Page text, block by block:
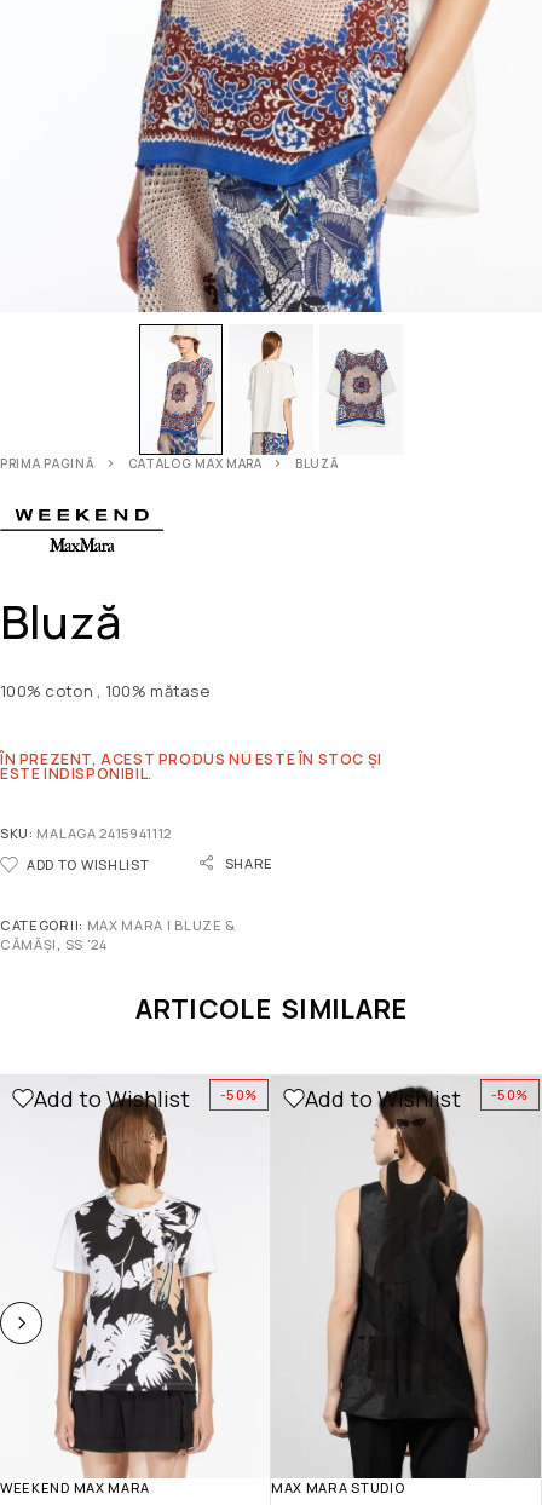
PRIMA PAGINĂ CATALOG MAX MARA BLUZĂ
Bluză
100% coton , 100% mătase
ÎN PREZENT, ACEST PRODUS NU ESTE ÎN STOC ȘI
ESTE INDISPONIBIL.
SKU: MALAGA 2415941112
ADD TO WISHLIST
SHARE
CATEGORII: MAX MARA | BLUZE &
CĂMĂȘI , SS '24
ARTICOLE SIMILARE
-50%
Add to Wishlist
WEEKEND MAX MARA
-50%
Add to Wishlist
MAX MARA STUDIO